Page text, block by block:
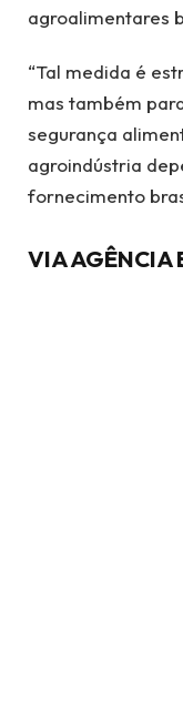
agroalimentares
“Tal medida é
mas também
segurança
agroindústria
fornecimento
VIA AGÊNCIA